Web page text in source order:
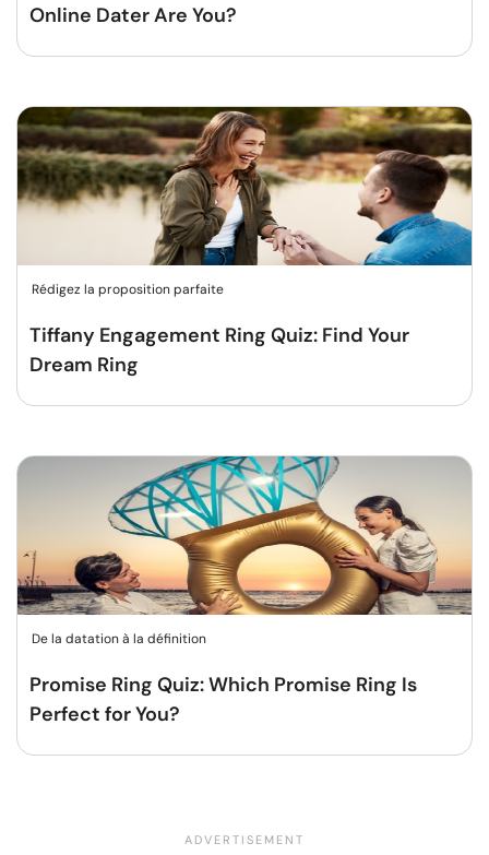
Online Dater Are You?
Rédigez la proposition parfaite
Tiffany Engagement Ring Quiz: Find Your
Dream Ring
De la datation à la définition
Promise Ring Quiz: Which Promise Ring Is
Perfect for You?